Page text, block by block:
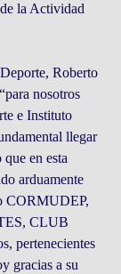
la Actividad
Roberto
nosotros
e Instituto
llegar
en esta
arduamente
CORMUDEP,
CLUB
pertenecientes
gracias a su